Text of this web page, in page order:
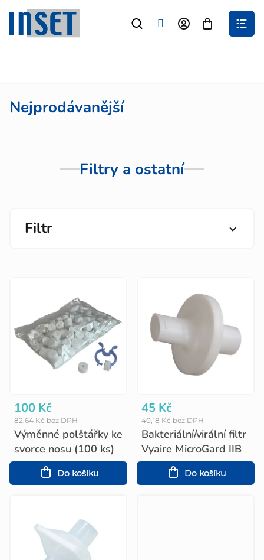
obsah
Nákupní
Filtry a ostatní
Filtr
o
d
u
Výměnné polštářky ke
svorce nosu (100 ks)
82,64 Kč bez DPH
100 Kč
Do košíku
Bakteriální/virální filtr
Vyaire MicroGard IIB
40,18 Kč bez DPH
45 Kč
Do košíku
Nejprodávanější